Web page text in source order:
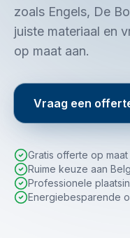
zoals Engels, De
juiste materiaal en
op maat aan.
Vraag een
Gratis offerte op maat
Ruime keuze aan
Professionele
Energiebesparende